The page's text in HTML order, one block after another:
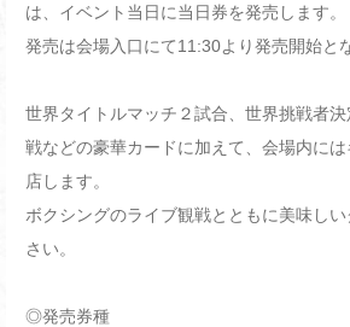
は、イベント当日に当日券を発売します。
発売は会場入口にて11:30より発売開始と
世界タイトルマッチ２試合、世界挑戦者
戦などの豪華カードに加えて、会場内に
店します。
ボクシングのライブ観戦とともに美味し
さい。
◎発売券種